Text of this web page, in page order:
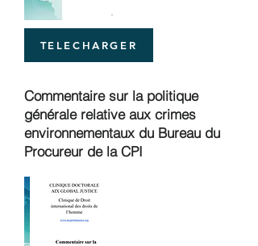
TELECHARGER
Commentaire sur la politique
générale relative aux crimes
environnementaux du Bureau du
Procureur de la CPI